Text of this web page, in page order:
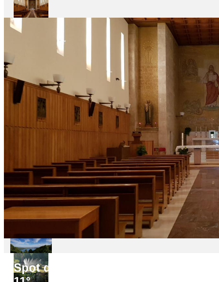
Spot do